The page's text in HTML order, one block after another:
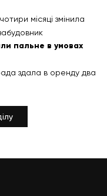
місяці змінила
пальне в умовах
здала в оренду два